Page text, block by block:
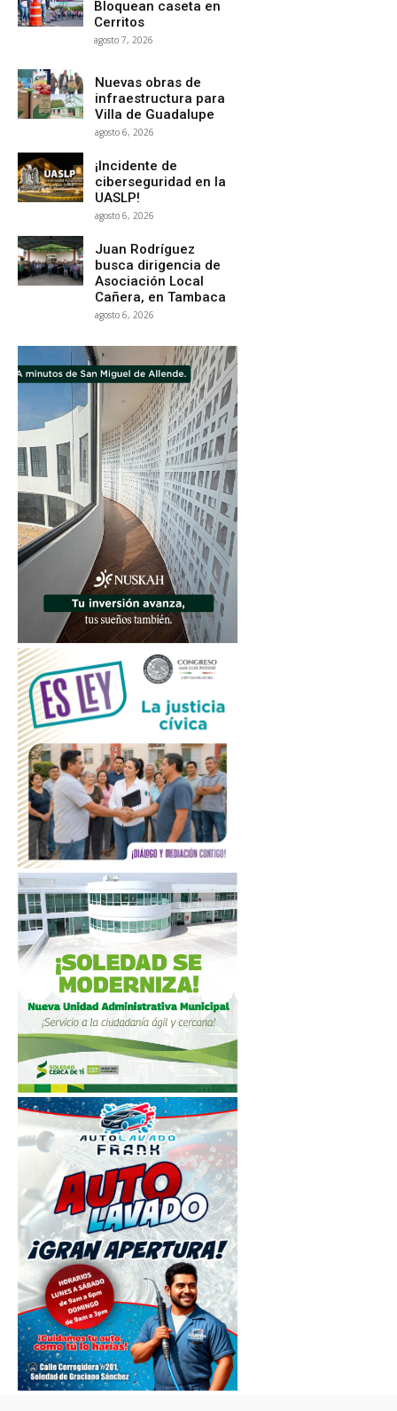
Bloquean caseta en
Cerritos
agosto 7, 2026
Nuevas obras de
infraestructura para
Villa de Guadalupe
agosto 6, 2026
¡Incidente de
ciberseguridad en la
UASLP!
agosto 6, 2026
Juan Rodríguez
busca dirigencia de
Asociación Local
Cañera, en Tambaca
agosto 6, 2026